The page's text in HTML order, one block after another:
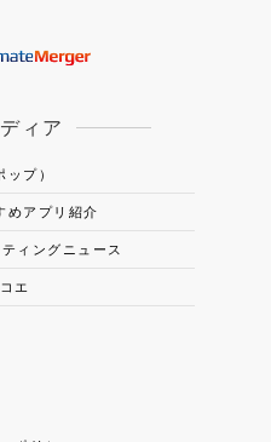
ィア
ップ）
アプリ紹介
ィングニュース
エ